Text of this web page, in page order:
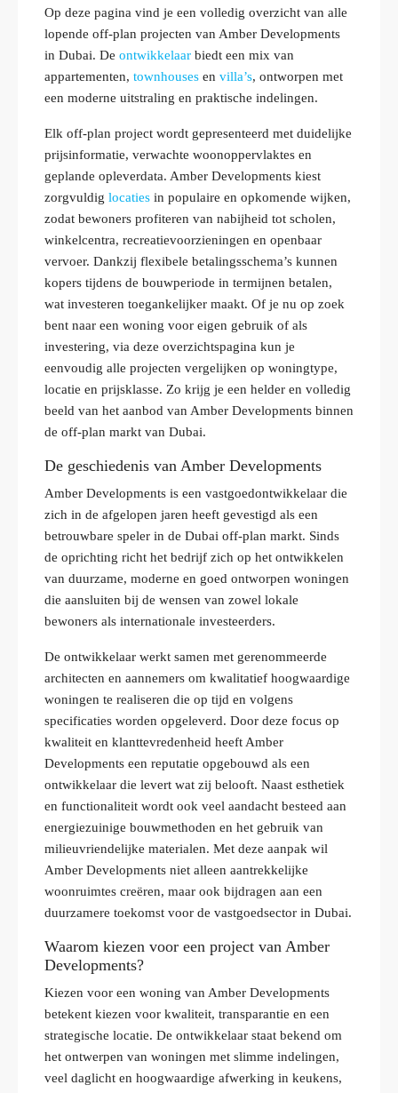
Op deze pagina vind je een volledig overzicht van alle
lopende off‑plan projecten van Amber Developments
in Dubai. De ontwikkelaar biedt een mix van
appartementen, townhouses en villa’s, ontworpen met
een moderne uitstraling en praktische indelingen.
Elk off‑plan project wordt gepresenteerd met duidelijke
prijsinformatie, verwachte woonoppervlaktes en
geplande opleverdata. Amber Developments kiest
zorgvuldig locaties in populaire en opkomende wijken,
zodat bewoners profiteren van nabijheid tot scholen,
winkelcentra, recreatievoorzieningen en openbaar
vervoer. Dankzij flexibele betalingsschema’s kunnen
kopers tijdens de bouwperiode in termijnen betalen,
wat investeren toegankelijker maakt. Of je nu op zoek
bent naar een woning voor eigen gebruik of als
investering, via deze overzichtspagina kun je
eenvoudig alle projecten vergelijken op woningtype,
locatie en prijsklasse. Zo krijg je een helder en volledig
beeld van het aanbod van Amber Developments binnen
de off‑plan markt van Dubai.
De geschiedenis van Amber Developments
Amber Developments is een vastgoedontwikkelaar die
zich in de afgelopen jaren heeft gevestigd als een
betrouwbare speler in de Dubai off‑plan markt. Sinds
de oprichting richt het bedrijf zich op het ontwikkelen
van duurzame, moderne en goed ontworpen woningen
die aansluiten bij de wensen van zowel lokale
bewoners als internationale investeerders.
De ontwikkelaar werkt samen met gerenommeerde
architecten en aannemers om kwalitatief hoogwaardige
woningen te realiseren die op tijd en volgens
specificaties worden opgeleverd. Door deze focus op
kwaliteit en klanttevredenheid heeft Amber
Developments een reputatie opgebouwd als een
ontwikkelaar die levert wat zij belooft. Naast esthetiek
en functionaliteit wordt ook veel aandacht besteed aan
energiezuinige bouwmethoden en het gebruik van
milieuvriendelijke materialen. Met deze aanpak wil
Amber Developments niet alleen aantrekkelijke
woonruimtes creëren, maar ook bijdragen aan een
duurzamere toekomst voor de vastgoedsector in Dubai.
Waarom kiezen voor een project van Amber
Developments?
Kiezen voor een woning van Amber Developments
betekent kiezen voor kwaliteit, transparantie en een
strategische locatie. De ontwikkelaar staat bekend om
het ontwerpen van woningen met slimme indelingen,
veel daglicht en hoogwaardige afwerking in keukens,